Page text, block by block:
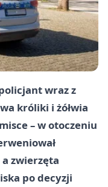
wraz z
króliki i żółwia
– w otoczeniu
zwierzęta
po decyzji